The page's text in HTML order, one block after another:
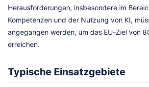
Herausforderungen, insbesondere im
Kompetenzen und der Nutzung von KI,
angegangen werden, um das EU-Ziel von
erreichen.
Typische Einsatzgebiete